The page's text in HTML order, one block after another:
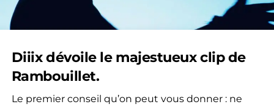
Diiix dévoile le majestueux clip de
Rambouillet.
Le premier conseil qu’on peut vous donner : ne